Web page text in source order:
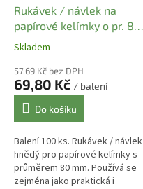
Rukávek / návlek na
papírové kelímky o pr. 80
mm ( 100 ks)
Skladem
57,69 Kč bez DPH
69,80 Kč / balení
Do košíku
Balení 100 ks. Rukávek / návlek
hnědý pro papírové kelímky s
průměrem 80 mm. Používá se
zejména jako praktická i